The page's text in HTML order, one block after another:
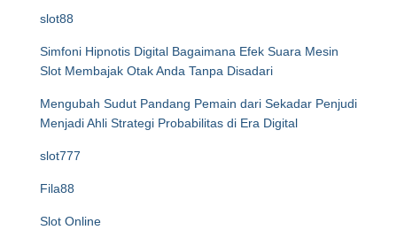
slot88
Simfoni Hipnotis Digital Bagaimana Efek Suara Mesin
Slot Membajak Otak Anda Tanpa Disadari
Mengubah Sudut Pandang Pemain dari Sekadar Penjudi
Menjadi Ahli Strategi Probabilitas di Era Digital
slot777
Fila88
Slot Online